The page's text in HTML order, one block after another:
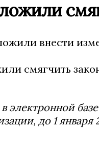
внести
электронной
до 1